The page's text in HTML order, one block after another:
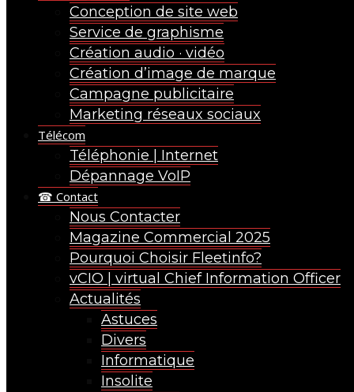
Conception de site web
Service de graphisme
Création audio · vidéo
Création d’image de marque
Campagne publicitaire
Marketing réseaux sociaux
Télécom
Téléphonie | Internet
Dépannage VoIP
☎ Contact
Nous Contacter
Magazine Commercial 2025
Pourquoi Choisir Fleetinfo?
vCIO | virtual Chief Information Officer
Actualités
Astuces
Divers
Informatique
Insolite